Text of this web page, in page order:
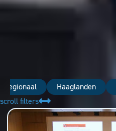
Haaglanden
scroll filters